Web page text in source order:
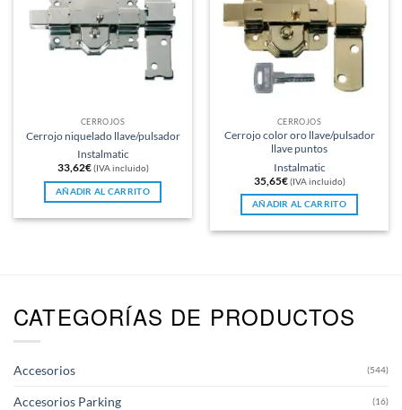
opciones
se
pueden
elegir
de
producto
opciones
se
pueden
elegir
en
de
producto
CERROJOS
Cerrojo niquelado llave/pulsador
Instalmatic
33,62€ (IVA incluido)
AÑADIR AL CARRITO
CERROJOS
Cerrojo color oro llave/pulsador
llave puntos
Instalmatic
35,65€ (IVA incluido)
AÑADIR AL CARRITO
CATEGORÍAS DE PRODUCTOS
Accesorios (544)
Accesorios Parking (16)